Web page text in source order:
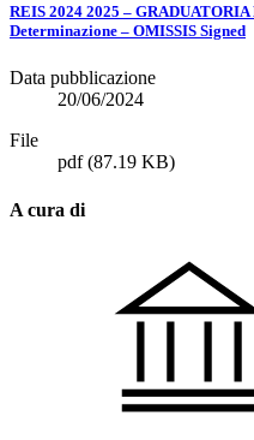
REIS 2024 2025 –
Determinazione – OMISSIS Signed
Data pubblicazione
20/06/2024
File
pdf(87.19 KB)
A cura di